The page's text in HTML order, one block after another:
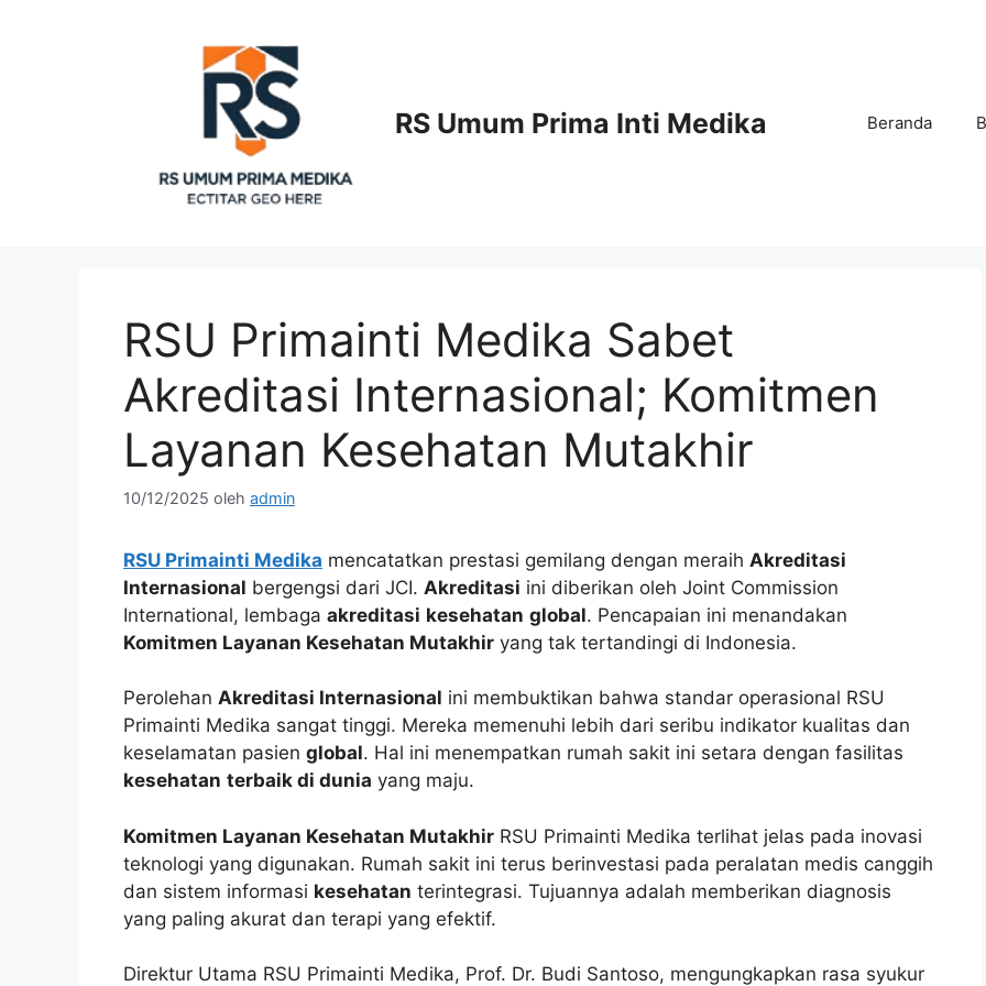
RS Umum Prima Inti Medika Beranda
RSU Primainti Medika Sabet
Akreditasi Internasional; Komitmen
Layanan Kesehatan Mutakhir
10/12/2025 oleh admin
RSU Primainti Medika mencatatkan prestasi gemilang dengan meraih Akreditasi
Internasional bergengsi dari JCI. Akreditasi ini diberikan oleh Joint Commission
International, lembaga akreditasi kesehatan global. Pencapaian ini menandakan
Komitmen Layanan Kesehatan Mutakhir yang tak tertandingi di Indonesia.
Perolehan Akreditasi Internasional ini membuktikan bahwa standar operasional RSU
Primainti Medika sangat tinggi. Mereka memenuhi lebih dari seribu indikator kualitas dan
keselamatan pasien global. Hal ini menempatkan rumah sakit ini setara dengan fasilitas
kesehatan terbaik di dunia yang maju.
Komitmen Layanan Kesehatan Mutakhir RSU Primainti Medika terlihat jelas pada inovasi
teknologi yang digunakan. Rumah sakit ini terus berinvestasi pada peralatan medis canggih
dan sistem informasi kesehatan terintegrasi. Tujuannya adalah memberikan diagnosis
yang paling akurat dan terapi yang efektif.
Direktur Utama RSU Primainti Medika, Prof. Dr. Budi Santoso, mengungkapkan rasa syukur